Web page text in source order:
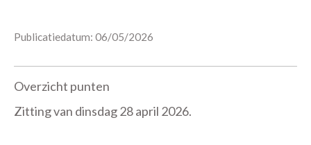
Publicatiedatum: 06/05/2026
Overzicht punten
Zitting van dinsdag 28 april 2026.